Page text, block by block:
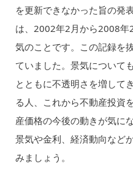
を更新できなかった旨の発
は、2002年2月から2008年
気のことです。この記録を
ていました。景気について
とともに不透明さを増して
る人、これから不動産投資
産価格の今後の動きが気に
景気や金利、経済動向など
みましょう。